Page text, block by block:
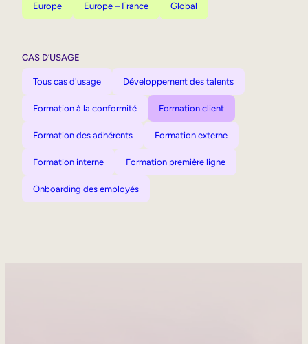
Europe Europe – France Global
CAS D’USAGE
Tous cas d'usage Développement des talents
Formation à la conformité Formation client
Formation des adhérents Formation externe
Formation interne Formation première ligne
Onboarding des employés